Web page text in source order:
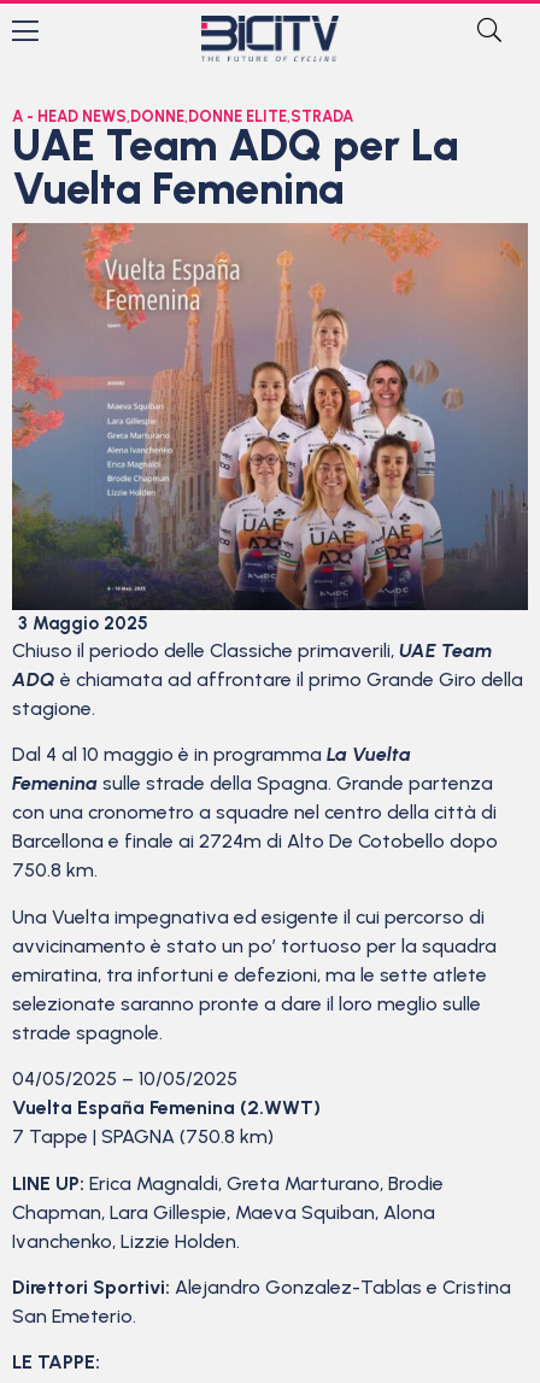
A - HEAD NEWS, DONNE, DONNE ELITE,STRADA
UAE Team ADQ per La
Vuelta Femenina
3 Maggio 2025
Chiuso il periodo delle Classiche primaverili, UAE Team
ADQ è chiamata ad affrontare il primo Grande Giro della
stagione.
Dal 4 al 10 maggio è in programma La Vuelta
Femenina sulle strade della Spagna. Grande partenza
con una cronometro a squadre nel centro della città di
Barcellona e finale ai 2724m di Alto De Cotobello dopo
750.8 km.
Una Vuelta impegnativa ed esigente il cui percorso di
avvicinamento è stato un po’ tortuoso per la squadra
emiratina, tra infortuni e defezioni, ma le sette atlete
selezionate saranno pronte a dare il loro meglio sulle
strade spagnole.
04/05/2025 – 10/05/2025
Vuelta España Femenina (2.WWT)
7 Tappe | SPAGNA (750.8 km)
LINE UP: ⁠Erica Magnaldi, ⁠⁠Greta Marturano, ⁠⁠Brodie
Chapman, ⁠⁠Lara Gillespie, ⁠⁠Maeva Squiban, ⁠⁠Alona
Ivanchenko, Lizzie Holden.
Direttori Sportivi: Alejandro Gonzalez-Tablas e Cristina
San Emeterio.
LE TAPPE: